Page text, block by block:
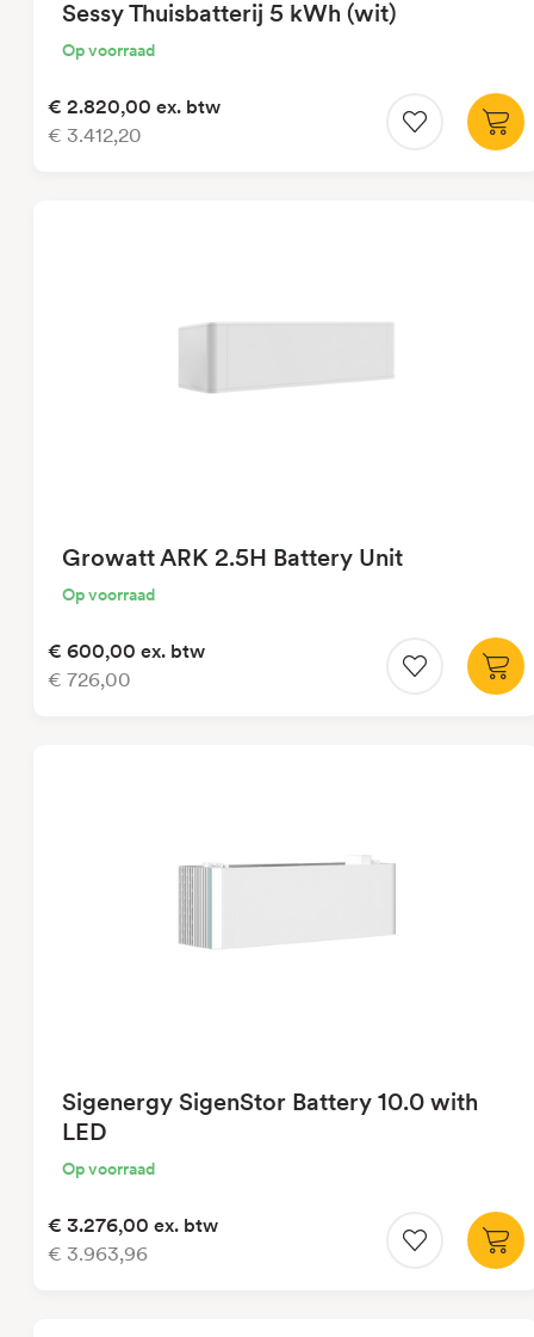
Sessy Thuisbatterij 5 kWh (wit)
Op voorraad
€ 2.820,00 ex. btw
€ 3.412,20
Growatt ARK 2.5H Battery Unit
Op voorraad
€ 600,00 ex. btw
€ 726,00
Sigenergy SigenStor Battery 10.0 with
LED
Op voorraad
€ 3.276,00 ex. btw
€ 3.963,96